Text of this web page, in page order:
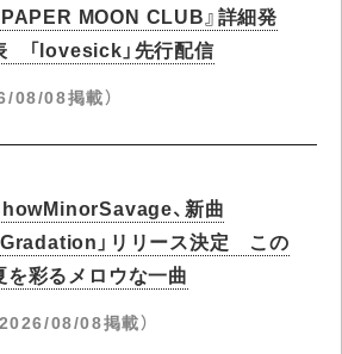
PAPER MOON CLUB』詳細発
「lovesick」先行配信
08/08掲載）
、新曲
Gradation」リリース決定 この
を彩るメロウな一曲
2026/08/08掲載）